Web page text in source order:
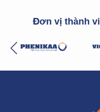
Đơn vị thành